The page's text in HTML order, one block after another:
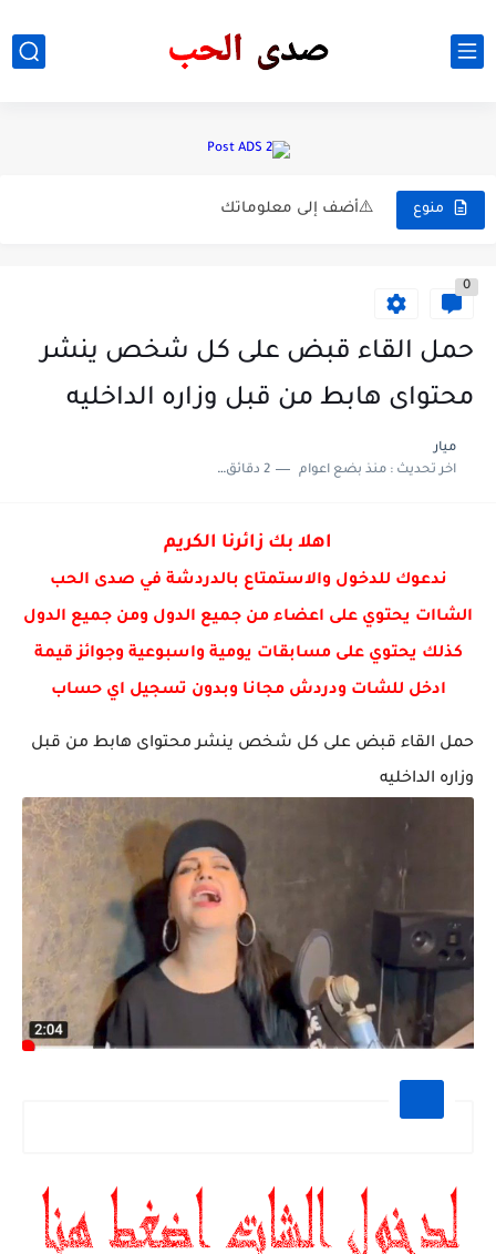
منوع ⚠️أضف إلى معلوماتك
اكلات بنات رمزيات اكل . ستوريات اكل بنات .اكلاتي...
صور بنات. افتاريت بنات . انستا بنات
🎬 فيلم Oppenheimer (2023) مترجم 🔥🔥
0
حمل القاء قبض على كل شخص ينشر
محتواى هابط من قبل وزاره الداخليه
ميار
اخر تحديث :منذ بضع اعوام 2 دقائق للقراءة
اهلا بك زائرنا الكريم
ندعوك للدخول والاستمتاع بالدردشة في صدى الحب
الشاات يحتوي على اعضاء من جميع الدول ومن جميع الدول
كذلك يحتوي على مسابقات يومية واسبوعية وجوائز قيمة
ادخل للشات ودردش مجانا وبدون تسجيل اي حساب
حمل القاء قبض على كل شخص ينشر محتواى هابط من قبل
وزاره الداخليه